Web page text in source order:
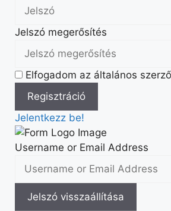
Jelszó megerősítés
Elfogadom az általános
Jelentkezz be!
Username or Email Address